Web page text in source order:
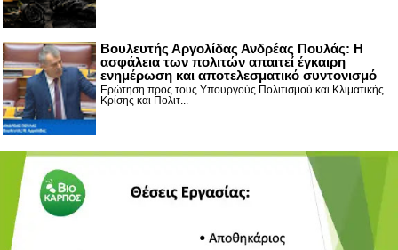
Βουλευτής Αργολίδας Ανδρέας Πουλάς: Η
ασφάλεια των πολιτών απαιτεί έγκαιρη
ενημέρωση και αποτελεσματικό συντονισμό
Ερώτηση προς τους Υπουργούς Πολιτισμού και Κλιματικής
Κρίσης και Πολιτ...